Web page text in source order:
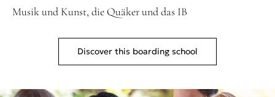
Musik und Kunst, die Quäker und das IB
Discover this boarding school